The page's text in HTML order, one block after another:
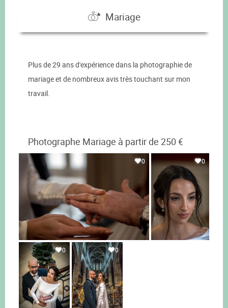
Mariage
Plus de 29 ans d'expérience dans la photographie de
mariage et de nombreux avis très touchant sur mon
travail.
Photographe Mariage à partir de 250 €
0 0
0 0